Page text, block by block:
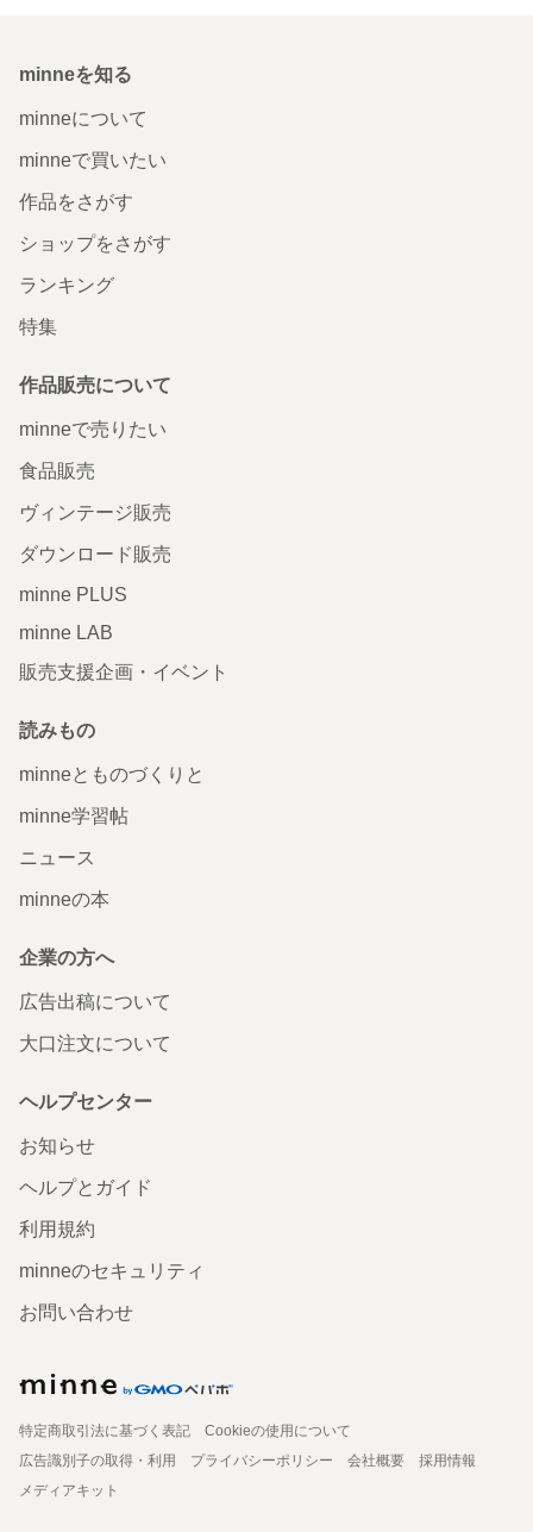
minneを知る
minneについて
minneで買いたい
作品をさがす
ショップをさがす
ランキング
特集
作品販売について
minneで売りたい
食品販売
ヴィンテージ販売
ダウンロード販売
minne PLUS
minne LAB
販売支援企画・イベント
読みもの
minneとものづくりと
minne学習帖
ニュース
minneの本
企業の方へ
広告出稿について
大口注文について
ヘルプセンター
お知らせ
ヘルプとガイド
利用規約
minneのセキュリティ
お問い合わせ
特定商取引法に基づく表記
Cookieの使用について
広告識別子の取得・利用
プライバシーポリシー 会社概要
採用情報
メディアキット